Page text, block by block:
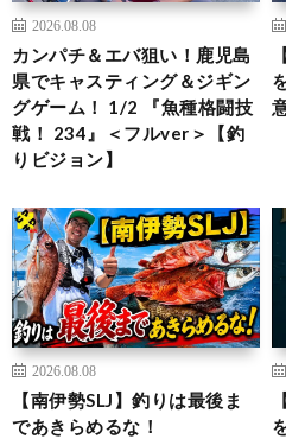
2026.08.08
カンパチ＆エバ狙い！鹿児島
県でキャスティング＆ジギン
グゲーム！ 1/2 『魚種格闘技
戦！ 234』＜フルver＞【釣
りビジョン】
2026.08.08
【南伊勢SLJ】釣りは最後ま
であきらめるな！